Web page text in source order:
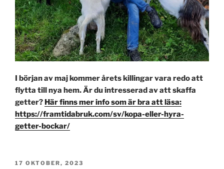
I början av maj kommer årets killingar vara redo att
flytta till nya hem. Är du intresserad av att skaffa
getter? Här finns mer info som är bra att läsa:
https://framtidabruk.com/sv/kopa-eller-hyra-
getter-bockar/
PUBLICERAT
17 OKTOBER, 2023